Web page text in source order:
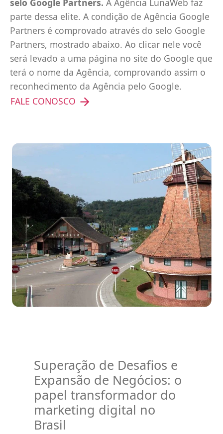
selo Google Partners. A Agência LunaWeb faz
parte dessa elite. A condição de Agência Google
Partners é comprovado através do selo Google
Partners, mostrado abaixo. Ao clicar nele você
será levado a uma página no site do Google que
terá o nome da Agência, comprovando assim o
reconhecimento da Agência pelo Google.
FALE CONOSCO
Superação de Desafios e
Expansão de Negócios: o
papel transformador do
marketing digital no
Brasil